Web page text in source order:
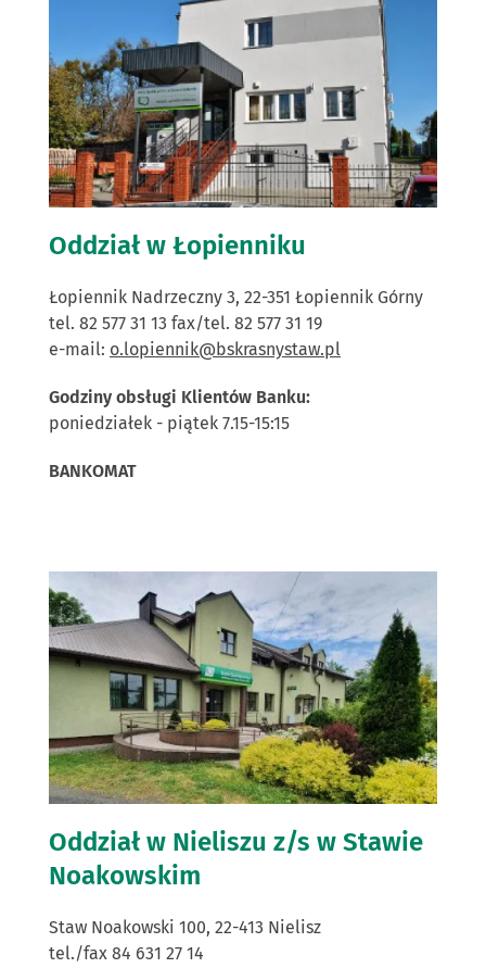
Oddział w Łopienniku
Łopiennik Nadrzeczny 3, 22-351 Łopiennik Górny
tel. 82 577 31 13 fax/tel. 82 577 31 19
e-mail: o.lopiennik@bskrasnystaw.pl
Godziny obsługi Klientów Banku:
poniedziałek - piątek 7.15-15:15
BANKOMAT
Oddział w Nieliszu z/s w Stawie
Noakowskim
Staw Noakowski 100, 22-413 Nielisz
tel./fax 84 631 27 14